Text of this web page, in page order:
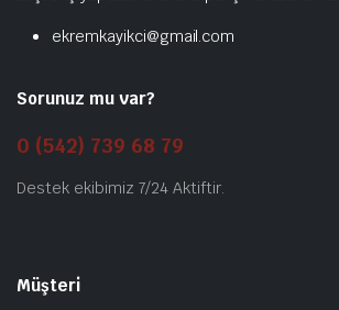
ekremkayikci@gmail.com
Sorunuz mu var?
0 (542) 739 68 79
Destek ekibimiz 7/24 Aktiftir.
Müşteri